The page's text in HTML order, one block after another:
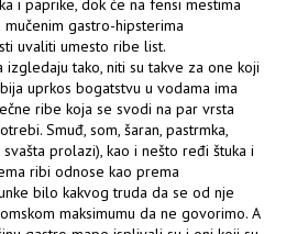
gastro-hipsterima
uvaliti umesto ribe list.
tako, niti su takve za one koji
uprkos bogatstvu u vodama ima
ribe koja se svodi na par vrsta
Smuđ, som, šaran, pastrmka,
prolazi), kao i nešto ređi štuka i
ribi odnose kao prema
bilo kakvog truda da se od nje
maksimumu da ne govorimo. A